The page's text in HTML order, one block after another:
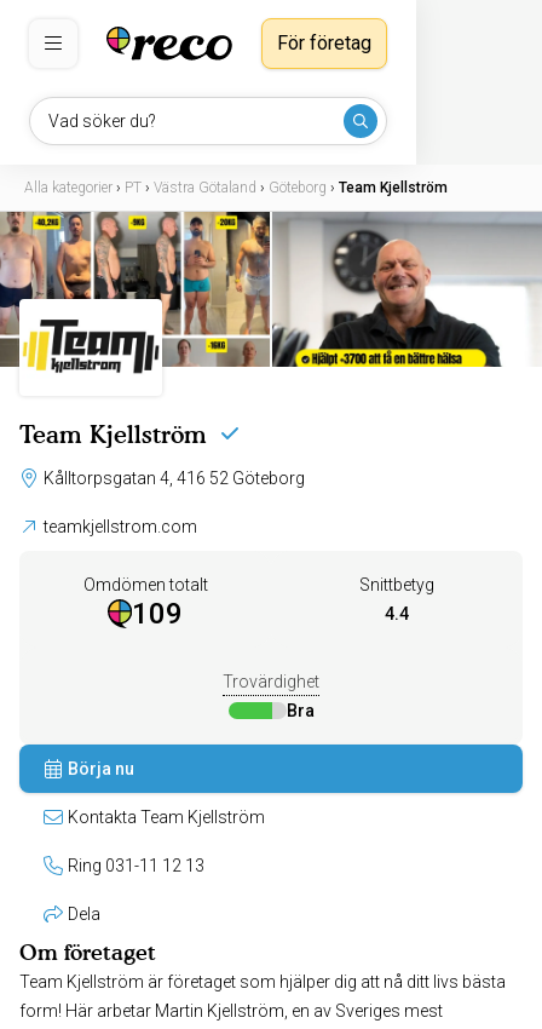
Vad söker du?
För företag
Alla kategorier › PT › Västra Götaland › Göteborg › Team Kjellström
Team Kjellström
Kålltorpsgatan 4, 416 52 Göteborg
teamkjellstrom.com
Omdömen totalt
109
Snittbetyg
4.4
Trovärdighet
Bra
Börja nu
Kontakta Team Kjellström
Ring 031-11 12 13
Dela
Om företaget
Team Kjellström är företaget som hjälper dig att nå ditt livs bästa
form! Här arbetar Martin Kjellström, en av Sveriges mest